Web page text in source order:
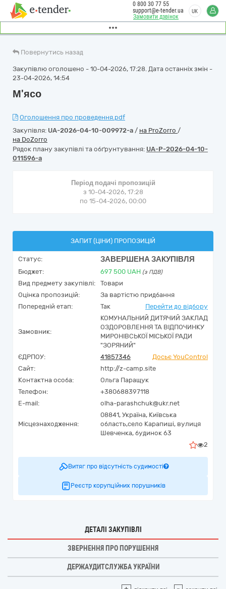
Замовити дзвінок
0 800 30 77 55
support@e-tender.ua
UK
Повернутись назад
Закупівлю оголошено - 10-04-2026, 17:28. Дата останніх змін -
23-04-2026, 14:54
М'ясо
Оголошення про проведення.pdf
Закупівля: UA-2026-04-10-009972-a / на ProZorro /
на DoZorro
Рядок плану закупівлі та обґрунтування: UA-P-2026-04-10-
011596-a
Період подачі пропозицій
з 10-04-2026, 17:28
по 15-04-2026, 00:00
ЗАПИТ (ЦІНИ) ПРОПОЗИЦІЙ
Статус: ЗАВЕРШЕНА ЗАКУПІВЛЯ
Бюджет: 697 500 UAH (з ПДВ)
Вид предмету закупівлі:
Товари
Оцінка пропозицій:
За вартістю придбання
Попередній етап:
Так Перейти до відбору
Замовник:
КОМУНАЛЬНИЙ ДИТЯЧИЙ ЗАКЛАД
ОЗДОРОВЛЕННЯ ТА ВІДПОЧИНКУ
МИРОНІВСЬКОЇ МІСЬКОЇ РАДИ
"ЗОРЯНИЙ"
ЄДРПОУ:
41857346
Досьє YouControl
Сайт:
http://z-camp.site
Контактна особа:
Ольга Паращук
Телефон:
+380688397118
E-mail:
olha-parashchuk@ukr.net
Місцезнаходження:
08841, Україна, Київська
область,село Карапиші, вулиця
Шевченка, будинок 63
2
Витяг про відсутність судимості
Реєстр корупційних порушників
ДЕТАЛІ ЗАКУПІВЛІ
ЗВЕРНЕННЯ ПРО ПОРУШЕННЯ
ДЕРЖАУДИТСЛУЖБА УКРАЇНИ